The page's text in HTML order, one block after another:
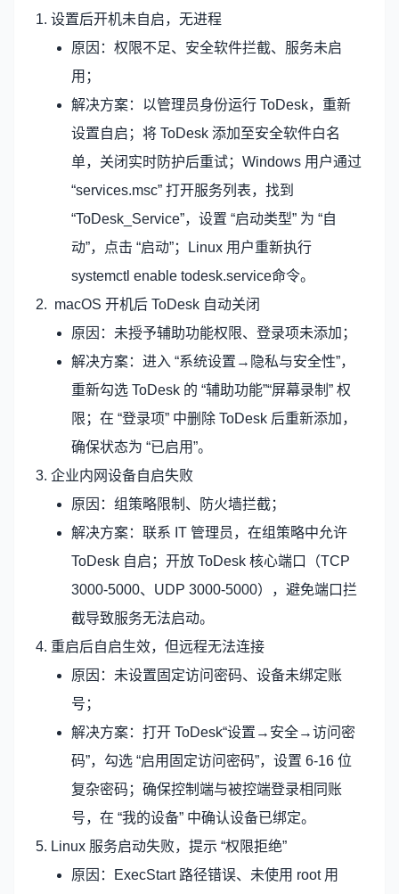
1. 设置后开机未自启，无进程
原因：权限不足、安全软件拦截、服务未启
用；
解决方案：以管理员身份运行 ToDesk，重新
设置自启；将 ToDesk 添加至安全软件白名
单，关闭实时防护后重试；Windows 用户通过
“services.msc” 打开服务列表，找到
“ToDesk_Service”，设置 “启动类型” 为 “自
动”，点击 “启动”；Linux 用户重新执行
systemctl enable todesk.service命令。
2. macOS 开机后 ToDesk 自动关闭
原因：未授予辅助功能权限、登录项未添加；
解决方案：进入 “系统设置→隐私与安全性”，
重新勾选 ToDesk 的 “辅助功能”“屏幕录制” 权
限；在 “登录项” 中删除 ToDesk 后重新添加，
确保状态为 “已启用”。
3. 企业内网设备自启失败
原因：组策略限制、防火墙拦截；
解决方案：联系 IT 管理员，在组策略中允许
ToDesk 自启；开放 ToDesk 核心端口（TCP
3000-5000、UDP 3000-5000），避免端口拦
截导致服务无法启动。
4. 重启后自启生效，但远程无法连接
原因：未设置固定访问密码、设备未绑定账
号；
解决方案：打开 ToDesk“设置→安全→访问密
码”，勾选 “启用固定访问密码”，设置 6-16 位
复杂密码；确保控制端与被控端登录相同账
号，在 “我的设备” 中确认设备已绑定。
5. Linux 服务启动失败，提示 “权限拒绝”
原因：ExecStart 路径错误、未使用 root 用